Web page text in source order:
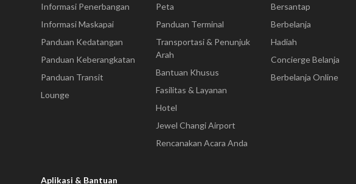
Informasi Penerbangan
Informasi Maskapai
Panduan Kedatangan
Panduan Keberangkatan
Panduan Transit
Lounge
Peta
Panduan Terminal
Transportasi & Penunjuk
Arah
Bantuan Khusus
Fasilitas & Layanan
Hotel
Jewel Changi Airport
Rencanakan Acara Anda
Bersantap
Berbelanja
Hadiah
Concierge Belanja
Berbelanja Online
Aplikasi & Bantuan